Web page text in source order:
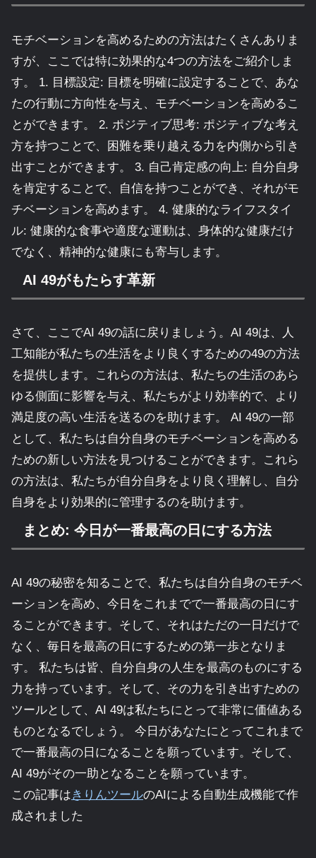
モチベーションを高めるための方法はたくさんありま
すが、ここでは特に効果的な4つの方法をご紹介しま
す。 1. 目標設定: 目標を明確に設定することで、あな
たの行動に方向性を与え、モチベーションを高めるこ
とができます。 2. ポジティブ思考: ポジティブな考え
方を持つことで、困難を乗り越える力を内側から引き
出すことができます。 3. 自己肯定感の向上: 自分自身
を肯定することで、自信を持つことができ、それがモ
チベーションを高めます。 4. 健康的なライフスタイ
ル: 健康的な食事や適度な運動は、身体的な健康だけ
でなく、精神的な健康にも寄与します。
AI 49がもたらす革新
さて、ここでAI 49の話に戻りましょう。AI 49は、人
工知能が私たちの生活をより良くするための49の方法
を提供します。これらの方法は、私たちの生活のあら
ゆる側面に影響を与え、私たちがより効率的で、より
満足度の高い生活を送るのを助けます。 AI 49の一部
として、私たちは自分自身のモチベーションを高める
ための新しい方法を見つけることができます。これら
の方法は、私たちが自分自身をより良く理解し、自分
自身をより効果的に管理するのを助けます。
まとめ: 今日が一番最高の日にする方法
AI 49の秘密を知ることで、私たちは自分自身のモチベ
ーションを高め、今日をこれまでで一番最高の日にす
ることができます。そして、それはただの一日だけで
なく、毎日を最高の日にするための第一歩となりま
す。 私たちは皆、自分自身の人生を最高のものにする
力を持っています。そして、その力を引き出すための
ツールとして、AI 49は私たちにとって非常に価値ある
ものとなるでしょう。 今日があなたにとってこれまで
で一番最高の日になることを願っています。そして、
AI 49がその一助となることを願っています。
この記事はきりんツールのAIによる自動生成機能で作
成されました